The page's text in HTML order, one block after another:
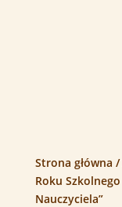
Strona główna /
Roku Szkolnego
Nauczyciela”